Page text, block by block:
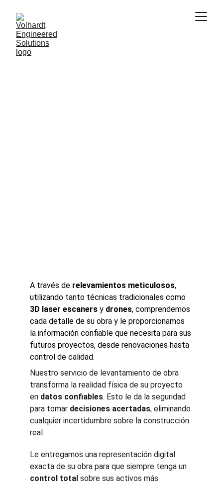
A través de relevamientos meticulosos,
utilizando tanto técnicas tradicionales como
3D laser escaners y drones, comprendemos
cada detalle de su obra y le proporcionamos
la información confiable que necesita para sus
futuros proyectos, desde renovaciones hasta
control de calidad.
Nuestro servicio de levantamiento de obra
transforma la realidad física de su proyecto
en datos confiables. Esto le da la seguridad
para tomar decisiones acertadas, eliminando
cualquier incertidumbre sobre la construcción
real.
Le entregamos una representación digital
exacta de su obra para que siempre tenga un
control total sobre sus activos más